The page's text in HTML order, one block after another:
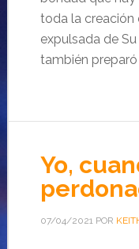
toda la creación
expulsada de
también
Yo,
07/04/2021POR